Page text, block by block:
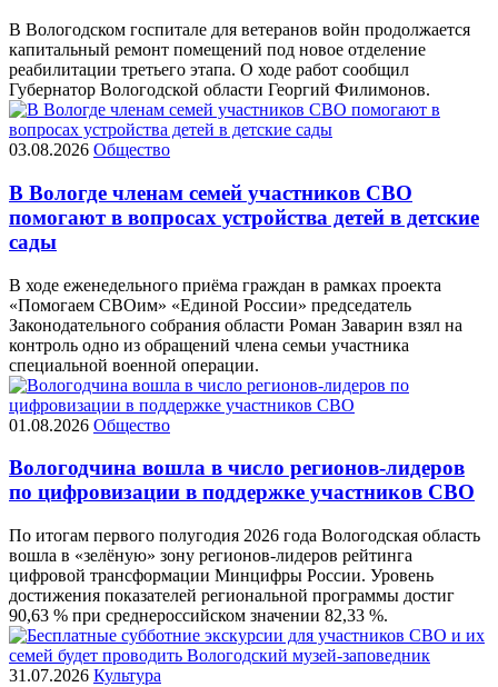
В Вологодском госпитале для ветеранов войн продолжается
капитальный ремонт помещений под новое отделение
реабилитации третьего этапа. О ходе работ сообщил
Губернатор Вологодской области Георгий Филимонов.
03.08.2026 Общество
В Вологде членам семей участников СВО
помогают в вопросах устройства детей в детские
сады
В ходе еженедельного приёма граждан в рамках проекта
«Помогаем СВОим» «Единой России» председатель
Законодательного собрания области Роман Заварин взял на
контроль одно из обращений члена семьи участника
специальной военной операции.
01.08.2026 Общество
Вологодчина вошла в число регионов-лидеров
по цифровизации в поддержке участников СВО
По итогам первого полугодия 2026 года Вологодская область
вошла в «зелёную» зону регионов-лидеров рейтинга
цифровой трансформации Минцифры России. Уровень
достижения показателей региональной программы достиг
90,63 % при среднероссийском значении 82,33 %.
31.07.2026 Культура